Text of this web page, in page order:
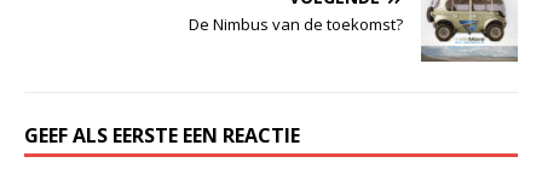
De Nimbus van de toekomst?
GEEF ALS EERSTE EEN REACTIE